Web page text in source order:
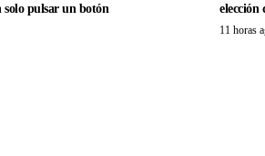
solo pulsar un botón
elección
11 horas